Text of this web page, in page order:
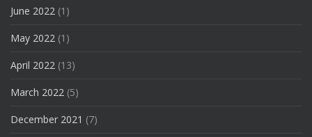
June 2022 (1)
May 2022 (1)
April 2022 (13)
March 2022 (5)
December 2021 (7)